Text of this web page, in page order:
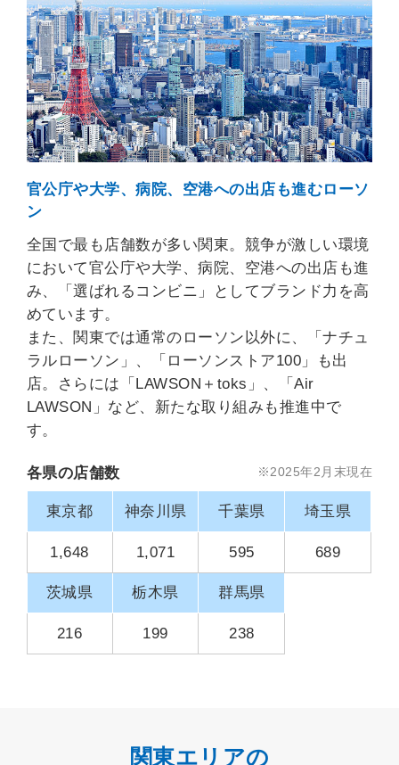
官公庁や大学、病院、空港への出店も進むローソ
ン
全国で最も店舗数が多い関東。競争が激しい環境
において官公庁や大学、病院、空港への出店も進
み、「選ばれるコンビニ」としてブランド力を高
めています。
また、関東では通常のローソン以外に、「ナチュ
ラルローソン」、「ローソンストア100」も出
店。さらには「LAWSON＋toks」、「Air
LAWSON」など、新たな取り組みも推進中で
す。
各県の店舗数 ※2025年2月末現在
東京都
1,648
神奈川県
1,071
千葉県
595
埼玉県
689
茨城県
216
栃木県
199
群馬県
238
関東エリアの